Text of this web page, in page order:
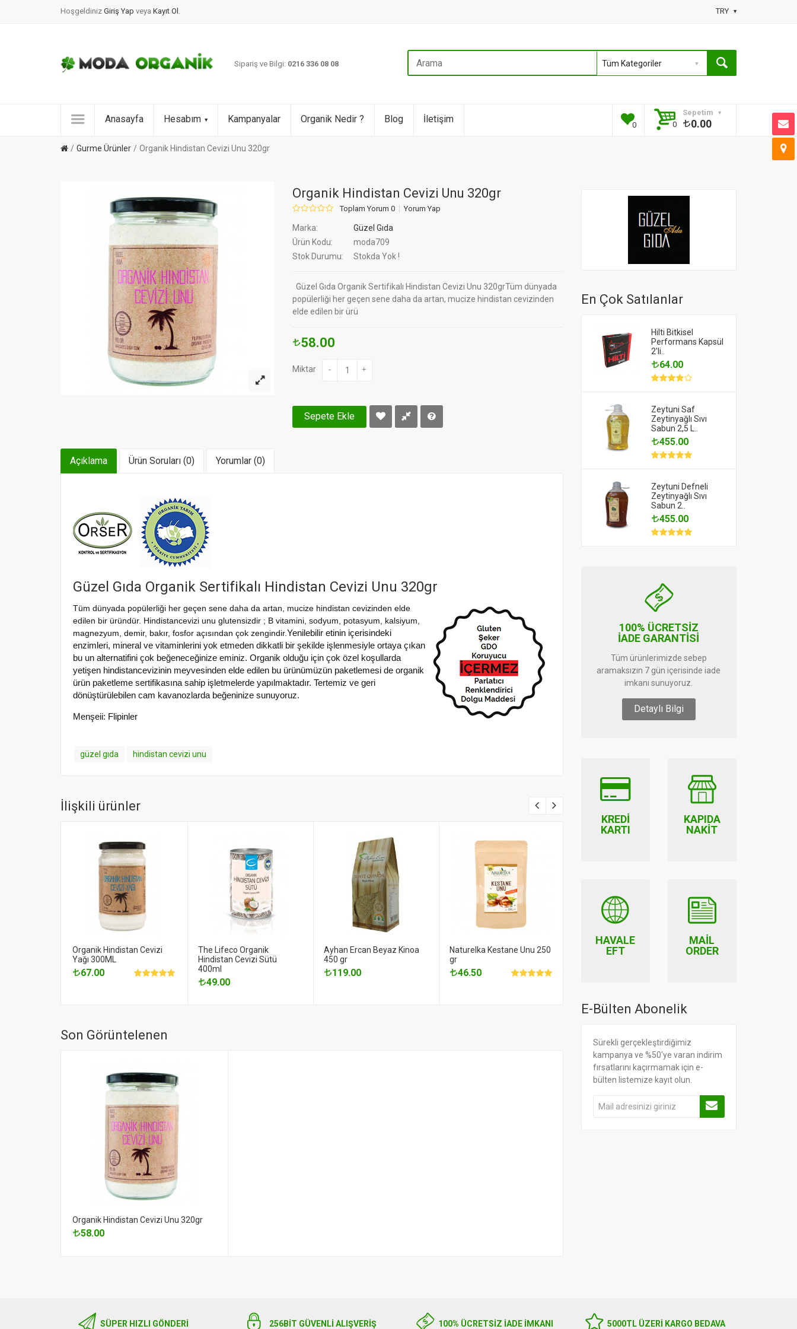
Hoşgeldiniz Giriş Yap veya Kayıt Ol . TRY
Sipariş ve Bilgi: 0216 336 08 08
Anasayfa Hesabım Kampanyalar Organik Nedir ? Blog İletişim
0
Sepetim
0
0.00
Gurme Ürünler Organik Hindistan Cevizi Unu 320gr
Organik Hindistan Cevizi Unu 320gr
Toplam Yorum 0 Yorum Yap
Marka:
Güzel Gıda
Ürün Kodu:
moda709
Stok Durumu:
Stokda Yok !
Güzel Gıda Organik Sertifikalı Hindistan Cevizi Unu 320grTüm dünyada
popülerliği her geçen sene daha da artan, mucize hindistan cevizinden
elde edilen bir ürü
58.00
Miktar - +
Sepete Ekle
Açıklama Ürün Soruları (0) Yorumlar (0)
Güzel Gıda Organik Sertifikalı Hindistan Cevizi Unu 320gr
Tüm dünyada popülerliği her geçen sene daha da artan, mucize hindistan cevizinden elde
edilen bir üründür. Hindistancevizi unu glutensizdir ; B vitamini, sodyum, potasyum, kalsiyum,
magnezyum, demir, bakır, fosfor açısından çok zengindir.Yenilebilir etinin içerisindeki
enzimleri, mineral ve vitaminlerini yok etmeden dikkatli bir şekilde işlenmesiyle ortaya çıkan
bu un alternatifini çok beğeneceğinize eminiz. Organik olduğu için çok özel koşullarda
yetişen hindistancevizinin meyvesinden elde edilen bu ürünümüzün paketlemesi de organik
ürün paketleme sertifikasına sahip işletmelerde yapılmaktadır. Tertemiz ve geri
dönüştürülebilen cam kavanozlarda beğeninize sunuyoruz.
Menşeii: Flipinler
güzel gıda hindistan cevizi unu
İlişkili ürünler
Organik Hindistan Cevizi
Yağı 300ML
67.00
The Lifeco Organik
Hindistan Cevizi Sütü
400ml
49.00
Ayhan Ercan Beyaz Kinoa
450 gr
119.00
Naturelka Kestane Unu 250
gr
46.50
Organik Hindistan Cevizi
Son Görüntelenen
Organik Hindistan Cevizi Unu 320gr
58.00
En Çok Satılanlar
Hilti Bitkisel
Performans Kapsül
2'li..
64.00
Zeytuni Saf
Zeytinyağlı Sıvı
Sabun 2,5 L..
455.00
Zeytuni Defneli
Zeytinyağlı Sıvı
Sabun 2..
455.00
100% ÜCRETSİZ
İADE GARANTİSİ
Tüm ürünlerimizde sebep
aramaksızın 7 gün içerisinde iade
imkanı sunuyoruz.
Detaylı Bilgi
KREDI
KARTI
KAPIDA
NAKIT
HAVALE
EFT
MAIL
ORDER
E-Bülten Abonelik
Sürekli gerçekleştirdiğimiz
kampanya ve %50'ye varan indirim
fırsatlarını kaçırmamak için e-
bülten listemize kayıt olun.
SÜPER HIZLI GÖNDERI 256BIT GÜVENLİ ALIŞVERİŞ 100% ÜCRETSİZ İADE İMKANI 5000TL ÜZERI KARGO BEDAVA